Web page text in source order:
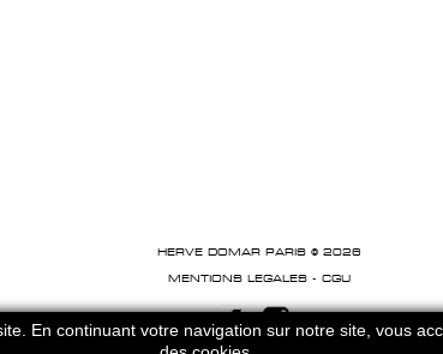
HERVE DOMAR PARIS © 2026
MENTIONS LEGALES - CGU
En continuant votre navigation sur notre site, vous